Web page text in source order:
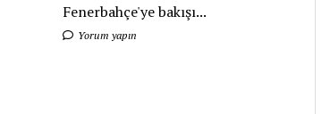
Fenerbahçe'ye bakışı...
Yorum yapın